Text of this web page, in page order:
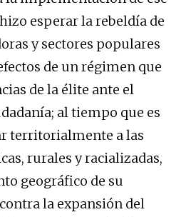
esperar la rebeldía de
y sectores populares
de un régimen que
de la élite ante el
al tiempo que es
territorialmente a las
rurales y racializadas,
geográfico de su
la expansión del